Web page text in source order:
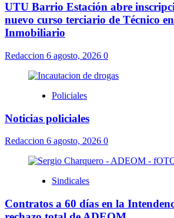
UTU Barrio Estación abre
nuevo curso terciario de Técnico
Inmobiliario
Redaccion 6 agosto, 2026 0
Policiales
Noticias policiales
Redaccion 6 agosto, 2026 0
Sindicales
Contratos a 60 días en la